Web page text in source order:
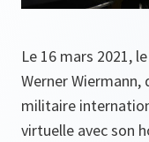
Le 16 mars 2021,
Werner
militaire
virtuelle avec son